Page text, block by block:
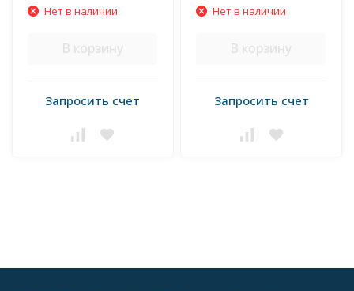
Нет в наличии
В корзину
Запросить счет
Нет в наличии
В корзину
Запросить счет